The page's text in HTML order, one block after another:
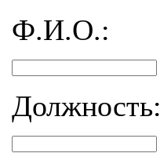
Ф.И.О.:
Должность: